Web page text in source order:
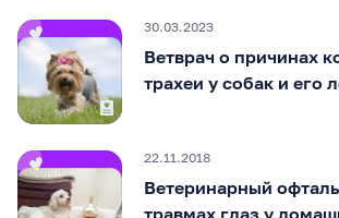
30.03.2023
Ветврач о причинах
трахеи у собак и его
22.11.2018
Ветеринарный
травмах глаз у